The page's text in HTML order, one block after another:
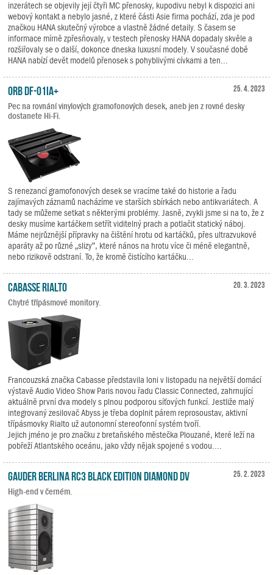
inzerátech se objevily její čtyři MC přenosky, kupodivu nebyl k dispozici ani
webový kontakt a nebylo jasné, z které části Asie firma pochází, zda je pod
značkou HANA skutečný výrobce a vlastně žádné detaily. S časem se
informace mírně zpřesňovaly, v testech přenosky HANA dopadaly skvěle a
rozšiřovaly se o další, dokonce dneska luxusní modely. V současné době
HANA nabízí devět modelů přenosek s pohyblivými cívkami a ten...
25. 4. 2023
ORB DF-01iA+
Pec na rovnání vinylových gramofonových desek, aneb jen z rovné desky
dostanete Hi-Fi.
S renezancí gramofonových desek se vracíme také do historie a řadu
zajímavých záznamů nacházíme ve starších sbírkách nebo antikvariátech. A
tady se můžeme setkat s některými problémy. Jasně, zvykli jsme si na to, že z
desky musíme kartáčkem setřít viditelný prach a potlačit statický náboj.
Máme nejrůznější přípravky na čištění hrotu od kartáčků, přes ultrazvukové
aparáty až po různé „slizy“, které nános na hrotu více či méně elegantně,
nebo rizikově odstraní. To, že kromě čistícího kartáčku...
20. 3. 2023
Cabasse RIALTO
Chytré třípásmové monitory.
Francouzská značka Cabasse představila loni v listopadu na největší domácí
výstavě Audio Video Show Paris novou řadu Classic Connected, zahrnující
aktuálně první dva modely s plnou podporou síťových funkcí. Jestliže malý
integrovaný zesilovač Abyss je třeba doplnit párem reprosoustav, aktivní
třípásmovky Rialto už autonomní stereofonní systém tvoří.
Jejich jméno je pro značku z bretaňského městečka Plouzané, které leží na
pobřeží Atlantského oceánu, jako vždy nějak spojené s vodou....
25. 2. 2023
Gauder Berlina RC3 Black Edition Diamond DV
High-end v černém.